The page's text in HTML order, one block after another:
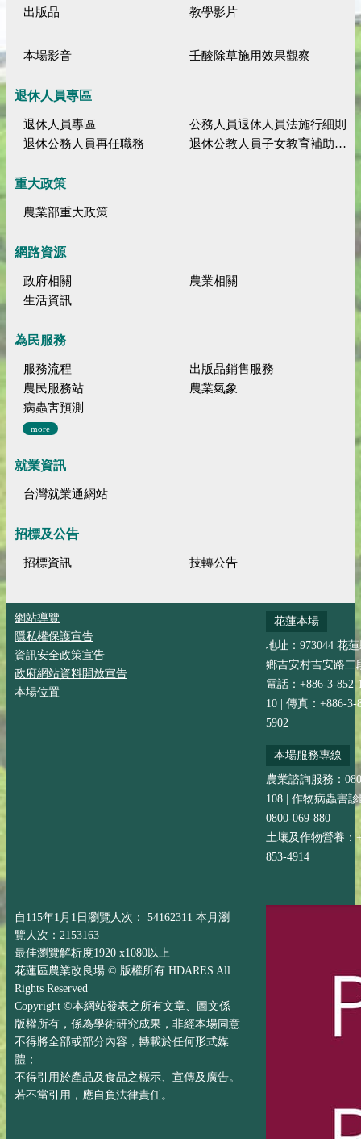
出版品
教學影片
本場影音 壬酸除草施用效果觀察
退休人員專區
退休人員專區
公務人員退休人員法施行細則
退休公務人員再任職務
退休公教人員子女教育補助規定
重大政策
農業部重大政策
網路資源
政府相關
農業相關
生活資訊
為民服務
服務流程
出版品銷售服務
農民服務站
農業氣象
病蟲害預測
more
就業資訊
台灣就業通網站
招標及公告
招標資訊 技轉公告
網站導覽
隱私權保護宣告
資訊安全政策宣告
政府網站資料開放宣告
本場位置
花蓮本場
地址：973044 花
鄉吉安村吉安路二
電話：+886-3-852-
10 | 傳真：+886-3-
5902
本場服務專線
農業諮詢服務：
108 | 作物病蟲害
0800-069-880
土壤及作物營養：
853-4914
自115年1月1日瀏覽人次： 54162311 本月瀏
覽人次：2153163
最佳瀏覽解析度1920 x1080以上
花蓮區農業改良場 © 版權所有 HDARES All
Rights Reserved
Copyright ©本網站發表之所有文章、圖文係
版權所有，係為學術研究成果，非經本場同意
不得將全部或部分內容，轉載於任何形式媒
體；
不得引用於產品及食品之標示、宣傳及廣告。
若不當引用，應自負法律責任。